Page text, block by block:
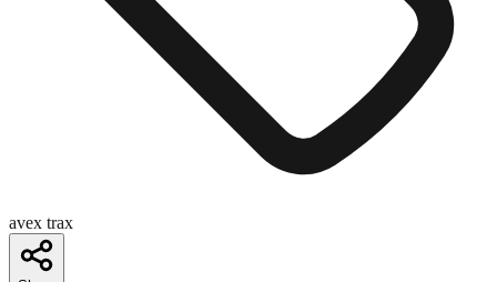
avex trax